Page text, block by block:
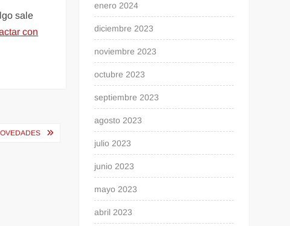
sale
con
enero 2024
diciembre 2023
noviembre 2023
octubre 2023
septiembre 2023
agosto 2023
julio 2023
junio 2023
mayo 2023
abril 2023